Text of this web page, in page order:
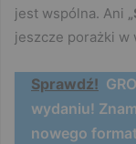
jest wspólna. Ani
jeszcze porażki w
Sprawdź!
wydaniu!
nowego